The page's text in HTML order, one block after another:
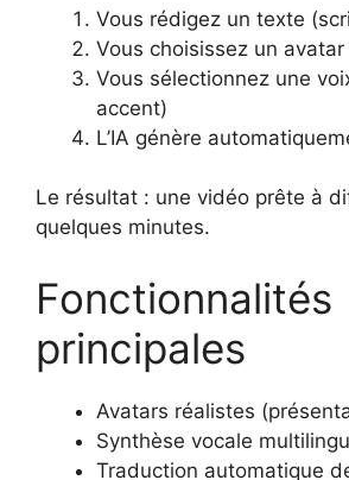
Vous rédigez un texte
Vous choisissez un avatar
Vous sélectionnez une
accent)
L’IA génère
Le résultat : une vidéo prête à
quelques minutes.
Fonctionnalités
principales
Avatars réalistes
Synthèse vocale
Traduction automatique